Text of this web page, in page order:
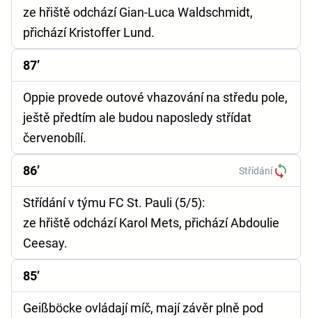
ze hřiště odchází Gian-Luca Waldschmidt,
přichází Kristoffer Lund.
87’
Oppie provede outové vhazování na středu pole,
ještě předtím ale budou naposledy střídat
červenobílí.
86’ Střídání
Střídání v týmu FC St. Pauli (5/5):
ze hřiště odchází Karol Mets, přichází Abdoulie
Ceesay.
85’
Geißböcke ovládají míč, mají závěr plně pod